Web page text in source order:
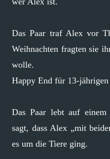
Das Paar traf Alex vor
Weihnachten fragten sie
wolle.
Happy End für 13-jährigen
Das Paar lebt auf
sagt, dass Alex „mit
es um die Tiere ging.